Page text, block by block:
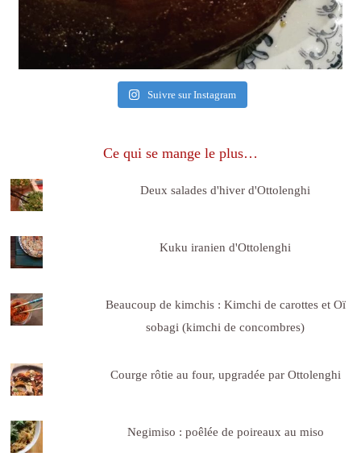
Suivre sur Instagram
Ce qui se mange le plus…
Deux salades d'hiver d'Ottolenghi
Kuku iranien d'Ottolenghi
Beaucoup de kimchis : Kimchi de carottes et Oï
sobagi (kimchi de concombres)
Courge rôtie au four, upgradée par Ottolenghi
Negimiso : poêlée de poireaux au miso